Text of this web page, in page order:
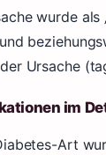
wurde
Ursache
im
Art